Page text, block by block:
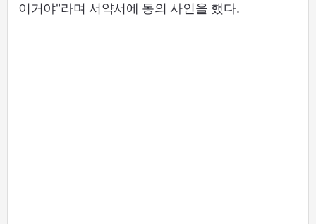
이거야"라며 서약서에 동의 사인을 했다.